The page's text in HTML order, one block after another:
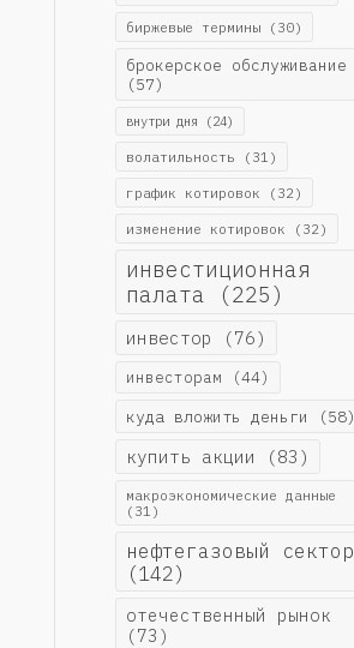
биржевые термины(30)
брокерское обслуживание
(57)
внутри дня (24)
волатильность (31)
график котировок (32)
изменение котировок (32)
инвестиционная
палата (225)
инвестор (76)
инвесторам (44)
куда вложить деньги (58)
купить акции (83)
макроэкономические данные
(31)
нефтегазовый сектор
(142)
отечественный рынок
(73)